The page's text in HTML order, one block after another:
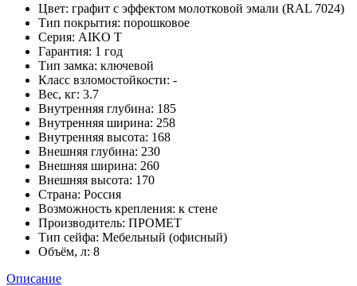
Цвет: графит с эффектом молотковой эмали (RAL 7024)
Тип покрытия: порошковое
Серия: AIKO T
Гарантия: 1 год
Тип замка: ключевой
Класс взломостойкости: -
Вес, кг: 3.7
Внутренняя глубина: 185
Внутренняя ширина: 258
Внутренняя высота: 168
Внешняя глубина: 230
Внешняя ширина: 260
Внешняя высота: 170
Страна: Россия
Возможность крепления: к стене
Производитель: ПРОМЕТ
Тип сейфа: Мебельный (офисный)
Объём, л: 8
Описание